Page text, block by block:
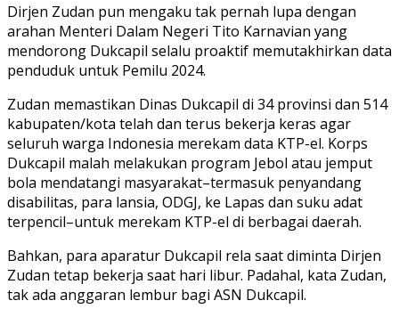
Dirjen Zudan pun mengaku tak pernah lupa dengan
arahan Menteri Dalam Negeri Tito Karnavian yang
mendorong Dukcapil selalu proaktif memutakhirkan data
penduduk untuk Pemilu 2024.
Zudan memastikan Dinas Dukcapil di 34 provinsi dan 514
kabupaten/kota telah dan terus bekerja keras agar
seluruh warga Indonesia merekam data KTP-el. Korps
Dukcapil malah melakukan program Jebol atau jemput
bola mendatangi masyarakat–termasuk penyandang
disabilitas, para lansia, ODGJ, ke Lapas dan suku adat
terpencil–untuk merekam KTP-el di berbagai daerah.
Bahkan, para aparatur Dukcapil rela saat diminta Dirjen
Zudan tetap bekerja saat hari libur. Padahal, kata Zudan,
tak ada anggaran lembur bagi ASN Dukcapil.